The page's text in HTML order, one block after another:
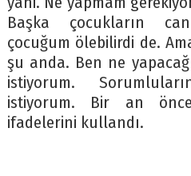
Başka çocukların
çocuğum ölebilirdi de.
şu anda. Ben ne
istiyorum.
istiyorum. Bir an
ifadelerini kullandı.